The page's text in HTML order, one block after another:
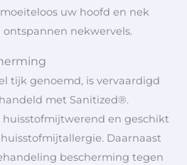
uw hoofd en nek
nekwervels.
tijk genoemd, is vervaardigd
met Sanitized®.
huisstofmijtwerend en geschikt
Daarnaast
bescherming tegen